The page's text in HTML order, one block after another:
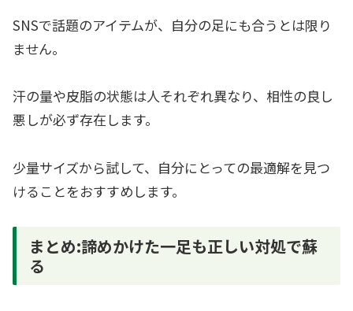
SNSで話題のアイテムが、自分の足にも合うとは限り
ません。
汗の量や皮脂の状態は人それぞれ異なり、相性の良し
悪しが必ず存在します。
少量サイズから試して、自分にとっての最適解を見つ
けることをおすすめします。
まとめ:諦めかけた一足も正しい対処で蘇
る